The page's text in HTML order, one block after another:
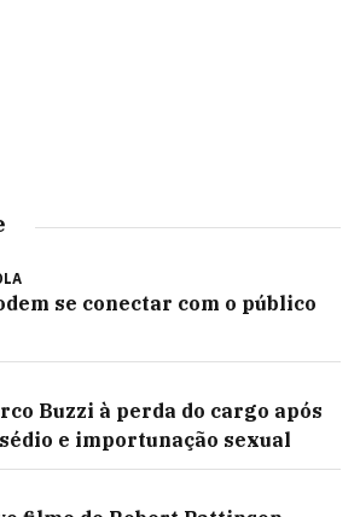
se conectar com o público
Buzzi à perda do cargo após
e importunação sexual